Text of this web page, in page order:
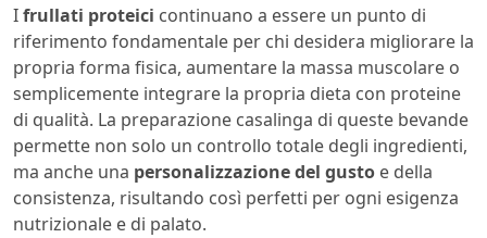
Ifrullati proteici continuano a essere un punto di
riferimento fondamentale per chi desidera migliorare la
propria forma fisica, aumentare la massa muscolare o
semplicemente integrare la propria dieta con proteine
di qualità. La preparazione casalinga di queste bevande
permette non solo un controllo totale degli ingredienti,
ma anche una personalizzazione del gusto e della
consistenza, risultando così perfetti per ogni esigenza
nutrizionale e di palato.